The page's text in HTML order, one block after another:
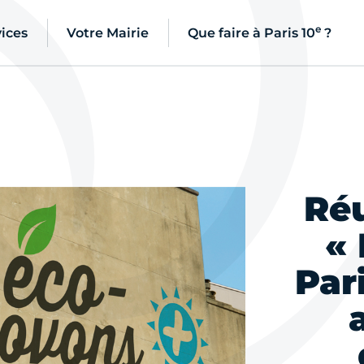
Votre Mairie Que faire à Paris 10e ?
«